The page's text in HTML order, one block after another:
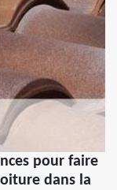
pour faire
dans la